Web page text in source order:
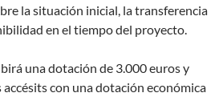
la situación inicial, la transferencia
en el tiempo del proyecto.
una dotación de 3.000 euros y
con una dotación económica